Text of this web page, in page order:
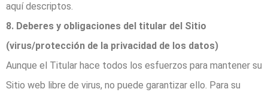
aquí descriptos.
8. Deberes y obligaciones del titular del Sitio
(virus/protección de la privacidad de los datos)
Aunque el Titular hace todos los esfuerzos para mantener su
Sitio web libre de virus, no puede garantizar ello. Para su